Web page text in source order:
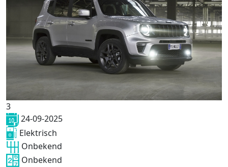
3
24-09-2025
Elektrisch
Onbekend
Onbekend